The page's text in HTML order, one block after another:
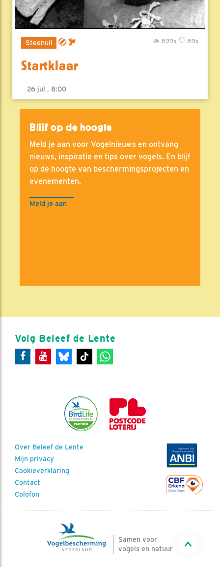
Steenuil 89x
899x
Startklaar
26 jul , 8:00
Blijf op de hoogte
Meld je aan voor Vogelnieuws en ontvang
nieuws, inspiratie en tips over vogels. En blijf
op de hoogte van beschermingsprojecten en
evenementen.
Meld je aan
Volg Beleef de Lente
Over Beleef de Lente
Mijn privacy
Cookieverklaring
Contact
Colofon
Samen voor
vogels en natuur